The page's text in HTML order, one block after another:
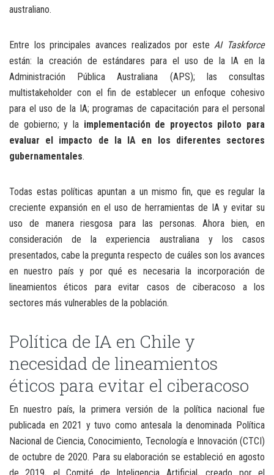
australiano.
Entre los principales avances realizados por este AI Taskforce
están: la creación de estándares para el uso de la IA en la
Administración Pública Australiana (APS); las consultas
multistakeholder con el fin de establecer un enfoque cohesivo
para el uso de la IA; programas de capacitación para el personal
de gobierno; y la implementación de proyectos piloto para
evaluar el impacto de la IA en los diferentes sectores
gubernamentales.
Todas estas políticas apuntan a un mismo fin, que es regular la
creciente expansión en el uso de herramientas de IA y evitar su
uso de manera riesgosa para las personas. Ahora bien, en
consideración de la experiencia australiana y los casos
presentados, cabe la pregunta respecto de cuáles son los avances
en nuestro país y por qué es necesaria la incorporación de
lineamientos éticos para evitar casos de ciberacoso a los
sectores más vulnerables de la población.
Política de IA en Chile y
necesidad de lineamientos
éticos para evitar el ciberacoso
En nuestro país, la primera versión de la política nacional fue
publicada en 2021 y tuvo como antesala la denominada Política
Nacional de Ciencia, Conocimiento, Tecnología e Innovación (CTCI)
de octubre de 2020. Para su elaboración se estableció en agosto
de 2019, el Comité de Inteligencia Artificial, creado por el